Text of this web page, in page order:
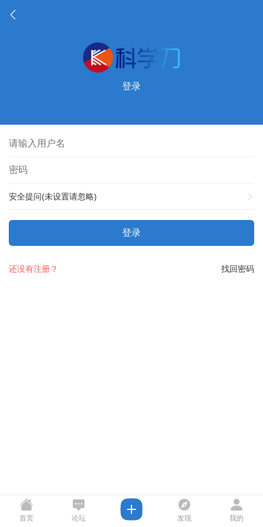
登录
安全提问(未设置请忽略)
登录
找回密码
还没有注册？
首页 论坛 发现 我的